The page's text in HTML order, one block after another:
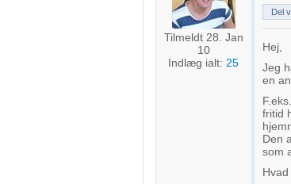
Tilmeldt 28. Jan
10
Indlæg ialt: 25
Del
Hej,
Jeg
en
fritid
Den
som